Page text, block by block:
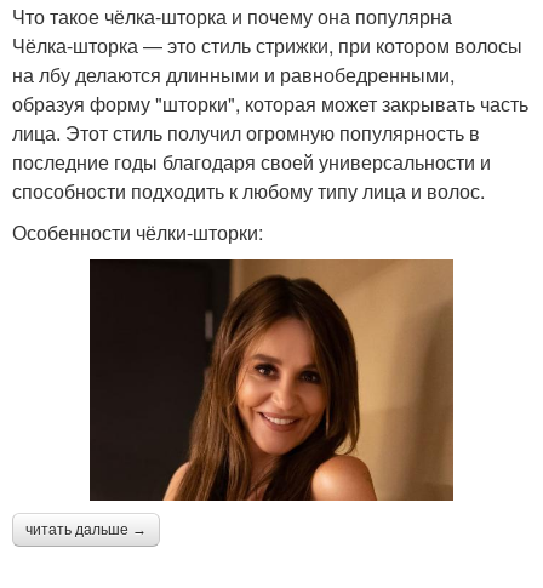
Что такое чёлка-шторка и почему она популярна
Чёлка-шторка — это стиль стрижки, при котором волосы
на лбу делаются длинными и равнобедренными,
образуя форму "шторки", которая может закрывать часть
лица. Этот стиль получил огромную популярность в
последние годы благодаря своей универсальности и
способности подходить к любому типу лица и волос.
Особенности чёлки-шторки:
читать дальше →